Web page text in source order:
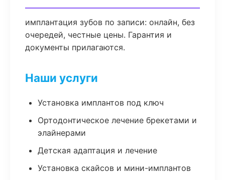
имплантация зубов по записи: онлайн, без
очередей, честные цены. Гарантия и
документы прилагаются.
Наши услуги
Установка имплантов под ключ
Ортодонтическое лечение брекетами и
элайнерами
Детская адаптация и лечение
Установка скайсов и мини-имплантов